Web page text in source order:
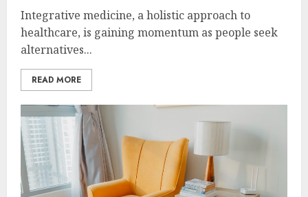
Integrative medicine, a holistic approach to
healthcare, is gaining momentum as people seek
alternatives...
READ MORE